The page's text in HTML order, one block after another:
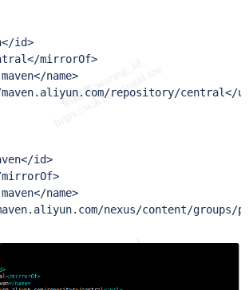
id>
mirrorOf>
name>
repository/central</
id>
name>
nexus/content/groups/